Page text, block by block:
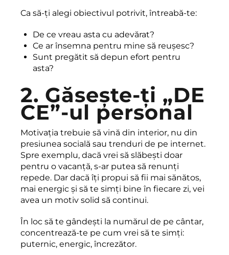
Ca să-ți alegi obiectivul potrivit, întreabă-te:
De ce vreau asta cu adevărat?
Ce ar însemna pentru mine să reușesc?
Sunt pregătit să depun efort pentru
asta?
2. Găsește-ți „DE
CE”-ul personal
Motivația trebuie să vină din interior, nu din
presiunea socială sau trenduri de pe internet.
Spre exemplu, dacă vrei să slăbești doar
pentru o vacanță, s-ar putea să renunți
repede. Dar dacă îți propui să fii mai sănătos,
mai energic și să te simți bine în fiecare zi, vei
avea un motiv solid să continui.
În loc să te gândești la numărul de pe cântar,
concentrează-te pe cum vrei să te simți:
puternic, energic, încrezător.